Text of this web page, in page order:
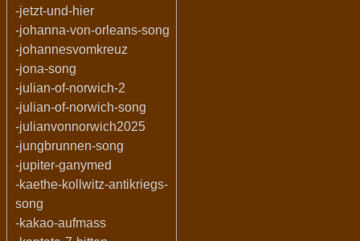
-jetzt-und-hier
-johanna-von-orleans-song
-johannesvomkreuz
-jona-song
-julian-of-norwich-2
-julian-of-norwich-song
-julianvonnorwich2025
-jungbrunnen-song
-jupiter-ganymed
-kaethe-kollwitz-antikriegs-
song
-kakao-aufmass